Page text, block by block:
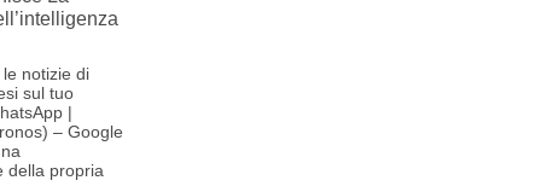
notizie di
sul tuo
|
– Google
della propria